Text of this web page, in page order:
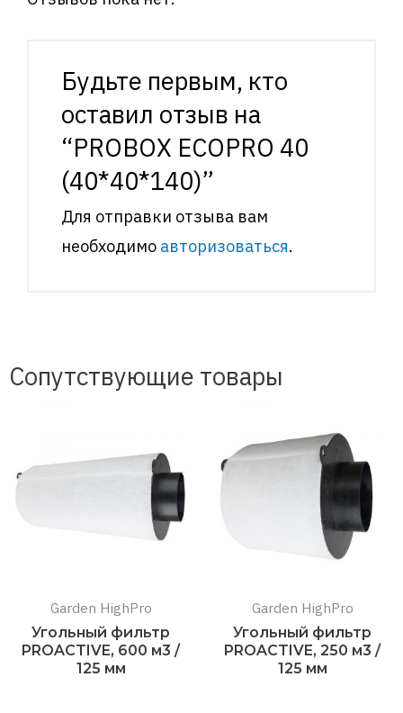
Будьте первым, кто
оставил отзыв на
“PROBOX ECOPRO 40
(40*40*140)”
Для отправки отзыва вам
необходимо авторизоваться.
Сопутствующие товары
Garden HighPro
Угольный фильтр
PROACTIVE, 600 м3 /
125 мм
Garden HighPro
Угольный фильтр
PROACTIVE, 250 м3 /
125 мм